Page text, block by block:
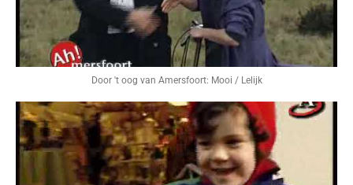
Door 't oog van Amersfoort: Mooi / Lelijk